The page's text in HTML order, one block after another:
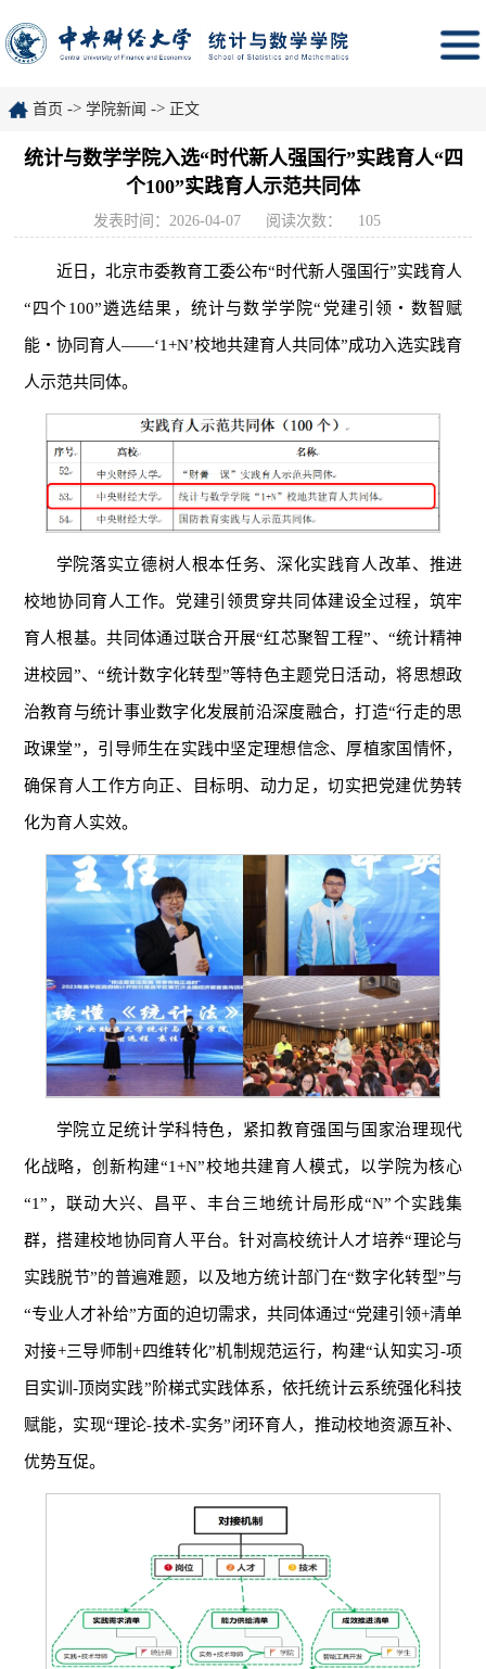
首页 -> 学院新闻 -> 正文
统计与数学学院入选“时代新人强国行”实践育人“四
个100”实践育人示范共同体
发表时间：2026-04-07 阅读次数： 105
近日，北京市委教育工委公布“时代新人强国行”实践育人
“四个100”遴选结果，统计与数学学院“党建引领・数智赋
能・协同育人——‘1+N’校地共建育人共同体”成功入选实践育
人示范共同体。
学院落实立德树人根本任务、深化实践育人改革、推进
校地协同育人工作。党建引领贯穿共同体建设全过程，筑牢
育人根基。共同体通过联合开展“红芯聚智工程”、“统计精神
进校园”、“统计数字化转型”等特色主题党日活动，将思想政
治教育与统计事业数字化发展前沿深度融合，打造“行走的思
政课堂”，引导师生在实践中坚定理想信念、厚植家国情怀，
确保育人工作方向正、目标明、动力足，切实把党建优势转
化为育人实效。
学院立足统计学科特色，紧扣教育强国与国家治理现代
化战略，创新构建“1+N”校地共建育人模式，以学院为核心
“1”，联动大兴、昌平、丰台三地统计局形成“N”个实践集
群，搭建校地协同育人平台。针对高校统计人才培养“理论与
实践脱节”的普遍难题，以及地方统计部门在“数字化转型”与
“专业人才补给”方面的迫切需求，共同体通过“党建引领+清单
对接+三导师制+四维转化”机制规范运行，构建“认知实习-项
目实训-顶岗实践”阶梯式实践体系，依托统计云系统强化科技
赋能，实现“理论-技术-实务”闭环育人，推动校地资源互补、
优势互促。